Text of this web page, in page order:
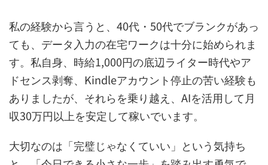
私の経験から言うと、40代・50代でブランクがあっ
ても、データ入力の在宅ワークは十分に始められま
す。私自身、時給1,000円の底辺ライター時代やア
ドセンス剥奪、Kindleアカウント停止の苦い経験も
ありましたが、それらを乗り越え、AIを活用して月
収30万円以上を安定して稼いでいます。
大切なのは「完璧じゃなくていい」という気持ち